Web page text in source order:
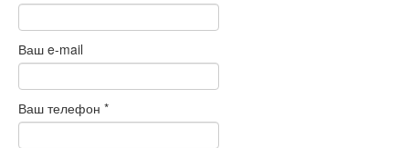
Ваш e-mail
Ваш телефон *